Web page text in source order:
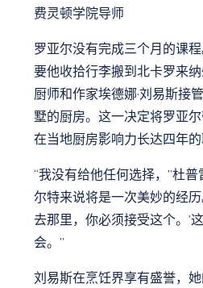
费灵顿学院导师
罗亚尔没有完成三个月的课
要他收拾行李搬到北卡罗来
厨师和作家埃德娜·刘易斯接
墅的厨房。这一决定将罗亚
在当地厨房影响力长达四年的
“我没有给他任何选择，”杜
尔特来说将是一次美妙的经
去那里，你必须接受这个。’
会。”
刘易斯在烹饪界享有盛誉，